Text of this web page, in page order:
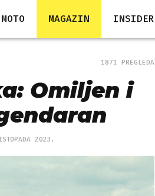
MOTO MAGAZIN INSIDER
1871 PREGLEDA
Omiljen i
2023.